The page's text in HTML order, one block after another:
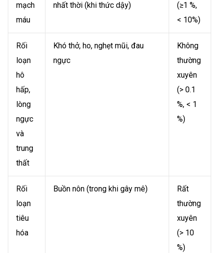
mạch
máu
nhất thời (khi thức dậy)
(≥1 %,
< 10%)
Rối
loạn
hô
hấp,
lòng
ngực
và
trung
thất
Khó thở, ho, nghẹt mũi, đau
ngực
Không
thường
xuyên
(> 0.1
%, < 1
%)
Rối
loạn
tiêu
hóa
Buồn nôn (trong khi gây mê)
Rất
thường
xuyên
(> 10
%)